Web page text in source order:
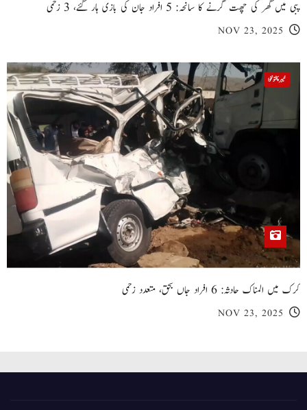
پبی میں گھر کی چھت گرنے کا سانحہ: 5 افراد جان کی بازی ہار گئے، 3 زخمی
NOV 23, 2025
خیبر پختونخوا
کرک میں المناک حادثہ: 6 افراد جاں بحق، متعدد زخمی
NOV 23, 2025